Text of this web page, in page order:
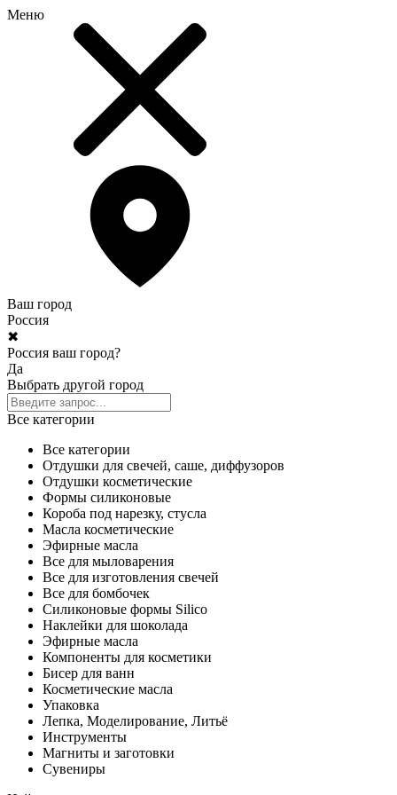
Меню
Ваш город
Россия
✖
Россия ваш город?
Да
Выбрать другой город
Все категории
Все категории
Отдушки для свечей, саше, диффузоров
Отдушки косметические
Формы силиконовые
Короба под нарезку, стусла
Масла косметические
Эфирные масла
Все для мыловарения
Все для изготовления свечей
Все для бомбочек
Силиконовые формы Silico
Наклейки для шоколада
Эфирные масла
Компоненты для косметики
Бисер для ванн
Косметические масла
Упаковка
Лепка, Моделирование, Литьё
Инструменты
Магниты и заготовки
Сувениры